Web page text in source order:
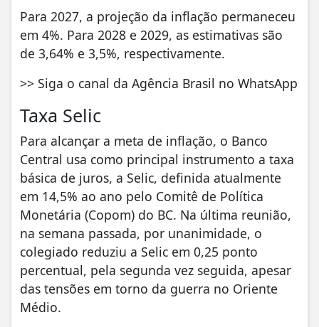
Para 2027, a projeção da inflação permaneceu
em 4%. Para 2028 e 2029, as estimativas são
de 3,64% e 3,5%, respectivamente.
>> Siga o canal da Agência Brasil no WhatsApp
Taxa Selic
Para alcançar a meta de inflação, o Banco
Central usa como principal instrumento a taxa
básica de juros, a Selic, definida atualmente
em 14,5% ao ano pelo Comitê de Política
Monetária (Copom) do BC. Na última reunião,
na semana passada, por unanimidade, o
colegiado reduziu a Selic em 0,25 ponto
percentual, pela segunda vez seguida, apesar
das tensões em torno da guerra no Oriente
Médio.